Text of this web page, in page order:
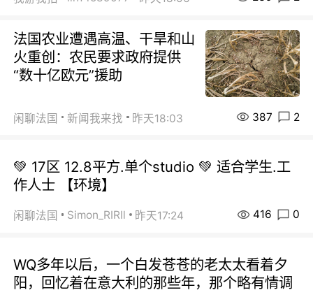
法国农业遭遇高温、干旱和山
火重创：农民要求政府提供
“数十亿欧元”援助
闲聊法国 新闻我来找 昨天18:03 387 2
💚 17区 12.8平方.单个studio 💚 适合学生.工
作人士 【环境】
闲聊法国 Simon_RIRIl 昨天17:24 416 0
WQ多年以后，一个白发苍苍的老太太看着夕
阳，回忆着在意大利的那些年，那个略有情调